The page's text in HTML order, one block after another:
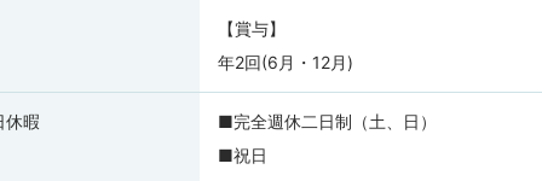
【賞与】
年2回(6月・12月)
休暇
■完全週休二日制（土、日）
■祝日